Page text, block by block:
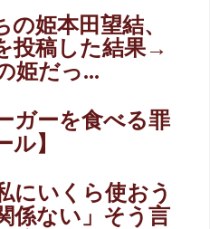
の姫本田望結、
投稿した結果→
姫だっ...
ガーを食べる罪
ル】
にいくら使おう
係ない」そう言